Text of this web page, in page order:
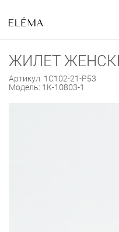
ЖИЛЕТ
Артикул: 1С102-21-Р53
Модель: 1К-10803-1